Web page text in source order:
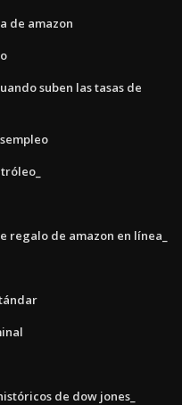
de amazon
suben las tasas de
regalo de amazon en línea_
de dow jones_